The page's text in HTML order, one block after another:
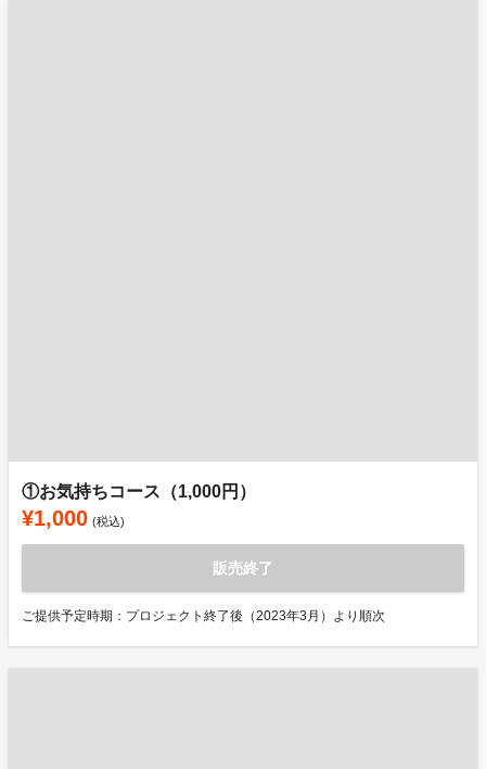
①お気持ちコース（1,000円）
¥1,000 (税込)
販売終了
ご提供予定時期：プロジェクト終了後（2023年3月）より順次